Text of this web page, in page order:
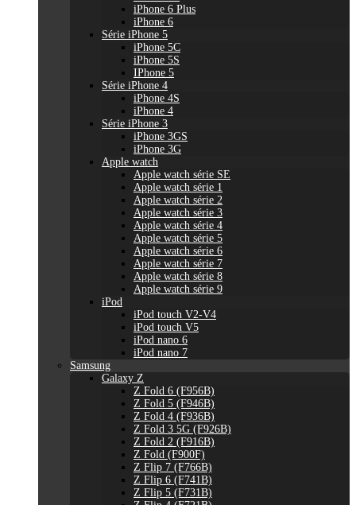
iPhone 6 Plus
iPhone 6
Série iPhone 5
iPhone 5C
iPhone 5S
IPhone 5
Série iPhone 4
iPhone 4S
iPhone 4
Série iPhone 3
iPhone 3GS
iPhone 3G
Apple watch
Apple watch série SE
Apple watch série 1
Apple watch série 2
Apple watch série 3
Apple watch série 4
Apple watch série 5
Apple watch série 6
Apple watch série 7
Apple watch série 8
Apple watch série 9
iPod
iPod touch V2-V4
iPod touch V5
iPod nano 6
iPod nano 7
Samsung
Galaxy Z
Z Fold 6 (F956B)
Z Fold 5 (F946B)
Z Fold 4 (F936B)
Z Fold 3 5G (F926B)
Z Fold 2 (F916B)
Z Fold (F900F)
Z Flip 7 (F766B)
Z Flip 6 (F741B)
Z Flip 5 (F731B)